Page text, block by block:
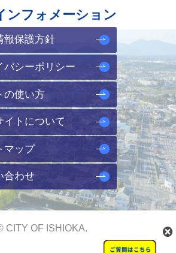
ンフォメーション
報保護方針
バシーポリシー
の使い方
イトについて
マップ
合わせ
CITY OF ISHIOKA.